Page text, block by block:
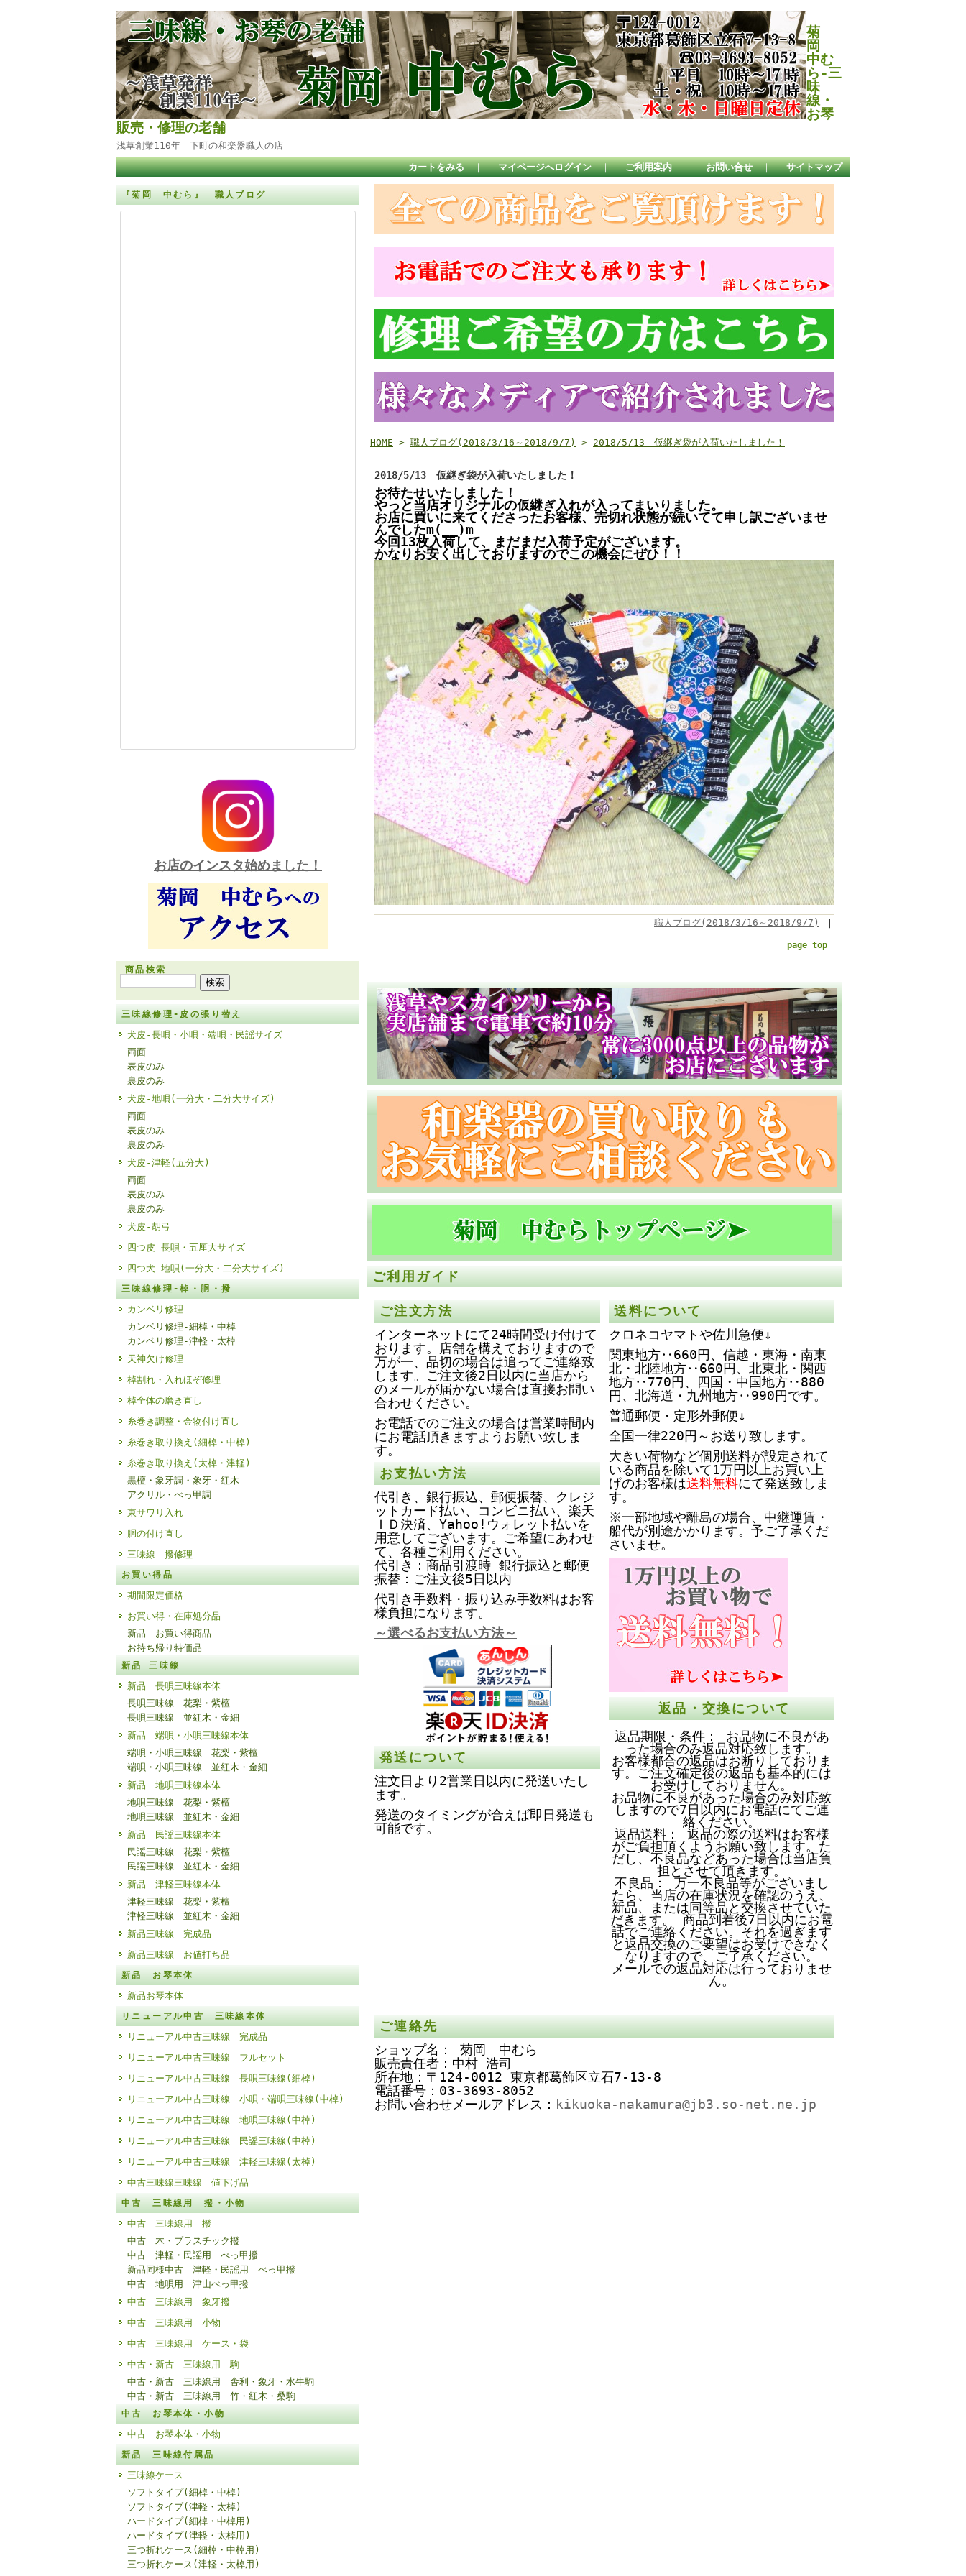
菊
岡
中む
ら-三
味
線・
お琴
販売・修理の老舗
浅草創業110年 下町の和楽器職人の店
カートをみる ｜ マイページへログイン ｜ ご利用案内 ｜ お問い合せ ｜ サイトマップ
『菊岡 中むら』 職人ブログ
お店のインスタ始めました！
商品検索
三味線修理-皮の張り替え
犬皮-長唄・小唄・端唄・民謡サイズ
両面
表皮のみ
裏皮のみ
犬皮-地唄(一分大・二分大サイズ)
両面
表皮のみ
裏皮のみ
犬皮-津軽(五分大)
両面
表皮のみ
裏皮のみ
犬皮-胡弓
四つ皮-長唄・五厘大サイズ
四つ犬-地唄(一分大・二分大サイズ)
三味線修理-棹・胴・撥
カンベリ修理
カンベリ修理-細棹・中棹
カンベリ修理-津軽・太棹
天神欠け修理
棹割れ・入れほぞ修理
棹全体の磨き直し
糸巻き調整・金物付け直し
糸巻き取り換え(細棹・中棹)
糸巻き取り換え(太棹・津軽)
黒檀・象牙調・象牙・紅木
アクリル・べっ甲調
東サワリ入れ
胴の付け直し
三味線 撥修理
お買い得品
期間限定価格
お買い得・在庫処分品
新品 お買い得商品
お持ち帰り特価品
新品 三味線
新品 長唄三味線本体
長唄三味線 花梨・紫檀
長唄三味線 並紅木・金細
新品 端唄・小唄三味線本体
端唄・小唄三味線 花梨・紫檀
端唄・小唄三味線 並紅木・金細
新品 地唄三味線本体
地唄三味線 花梨・紫檀
地唄三味線 並紅木・金細
新品 民謡三味線本体
民謡三味線 花梨・紫檀
民謡三味線 並紅木・金細
新品 津軽三味線本体
津軽三味線 花梨・紫檀
津軽三味線 並紅木・金細
新品三味線 完成品
新品三味線 お値打ち品
新品 お琴本体
新品お琴本体
リニューアル中古 三味線本体
リニューアル中古三味線 完成品
リニューアル中古三味線 フルセット
リニューアル中古三味線 長唄三味線(細棹)
リニューアル中古三味線 小唄・端唄三味線(中棹)
リニューアル中古三味線 地唄三味線(中棹)
リニューアル中古三味線 民謡三味線(中棹)
リニューアル中古三味線 津軽三味線(太棹)
中古三味線三味線 値下げ品
中古 三味線用 撥・小物
中古 三味線用 撥
中古 木・プラスチック撥
中古 津軽・民謡用 べっ甲撥
新品同様中古 津軽・民謡用 べっ甲撥
中古 地唄用 津山べっ甲撥
中古 三味線用 象牙撥
中古 三味線用 小物
中古 三味線用 ケース・袋
中古・新古 三味線用 駒
中古・新古 三味線用 舎利・象牙・水牛駒
中古・新古 三味線用 竹・紅木・桑駒
中古 お琴本体・小物
中古 お琴本体・小物
新品 三味線付属品
三味線ケース
ソフトタイプ(細棹・中棹)
ソフトタイプ(津軽・太棹)
ハードタイプ(細棹・中棹用)
ハードタイプ(津軽・太棹用)
三つ折れケース(細棹・中棹用)
三つ折れケース(津軽・太棹用)
HOME > 職人ブログ(2018/3/16～2018/9/7) > 2018/5/13 仮継ぎ袋が入荷いたしました！
2018/5/13 仮継ぎ袋が入荷いたしました！
お待たせいたしました！
やっと当店オリジナルの仮継ぎ入れが入ってまいりました。
お店に買いに来てくださったお客様、売切れ状態が続いてて申し訳ございませ
んでしたm(__)m
今回13枚入荷して、まだまだ入荷予定がございます。
かなりお安く出しておりますのでこの機会にぜひ！！
職人ブログ(2018/3/16～2018/9/7) ｜
page top
ご利用ガイド
ご注文方法
インターネットにて24時間受け付けて
おります。店舗を構えておりますので
万が一、品切の場合は追ってご連絡致
します。ご注文後2日以内に当店から
のメールが届かない場合は直接お問い
合わせください。
お電話でのご注文の場合は営業時間内
にお電話頂きますようお願い致しま
す。
お支払い方法
代引き、銀行振込、郵便振替、クレジ
ットカード払い、コンビニ払い、楽天
ＩＤ決済、Yahoo!ウォレット払いを
用意してございます。ご希望にあわせ
て、各種ご利用ください。
代引き：商品引渡時 銀行振込と郵便
振替：ご注文後5日以内
代引き手数料・振り込み手数料はお客
様負担になります。
～選べるお支払い方法～
発送について
注文日より2営業日以内に発送いたし
ます。
発送のタイミングが合えば即日発送も
可能です。
送料について
クロネコヤマトや佐川急便↓
関東地方‥660円、信越・東海・南東
北・北陸地方‥660円、北東北・関西
地方‥770円、四国・中国地方‥880
円、北海道・九州地方‥990円です。
普通郵便・定形外郵便↓
全国一律220円～お送り致します。
大きい荷物など個別送料が設定されて
いる商品を除いて1万円以上お買い上
げのお客様は送料無料にて発送致しま
す。
※一部地域や離島の場合、中継運賃・
船代が別途かかります。予ご了承くだ
さいませ。
返品・交換について
返品期限・条件： お品物に不良があ
った場合のみ返品対応致します。
お客様都合の返品はお断りしておりま
す。ご注文確定後の返品も基本的には
お受けしておりません。
お品物に不良があった場合のみ対応致
しますので7日以内にお電話にてご連
絡ください。
返品送料： 返品の際の送料はお客様
がご負担頂くようお願い致します。た
だし、不良品などあった場合は当店負
担とさせて頂きます。
不良品： 万一不良品等がございまし
たら、当店の在庫状況を確認のうえ、
新品、または同等品と交換させていた
だきます。 商品到着後7日以内にお電
話でご連絡ください。それを過ぎます
と返品交換のご要望はお受けできなく
なりますので、ご了承ください。
メールでの返品対応は行っておりませ
ん。
ご連絡先
ショップ名： 菊岡 中むら
販売責任者：中村 浩司
所在地：〒124-0012 東京都葛飾区立石7-13-8
電話番号：03-3693-8052
お問い合わせメールアドレス： kikuoka-nakamura@jb3.so-net.ne.jp